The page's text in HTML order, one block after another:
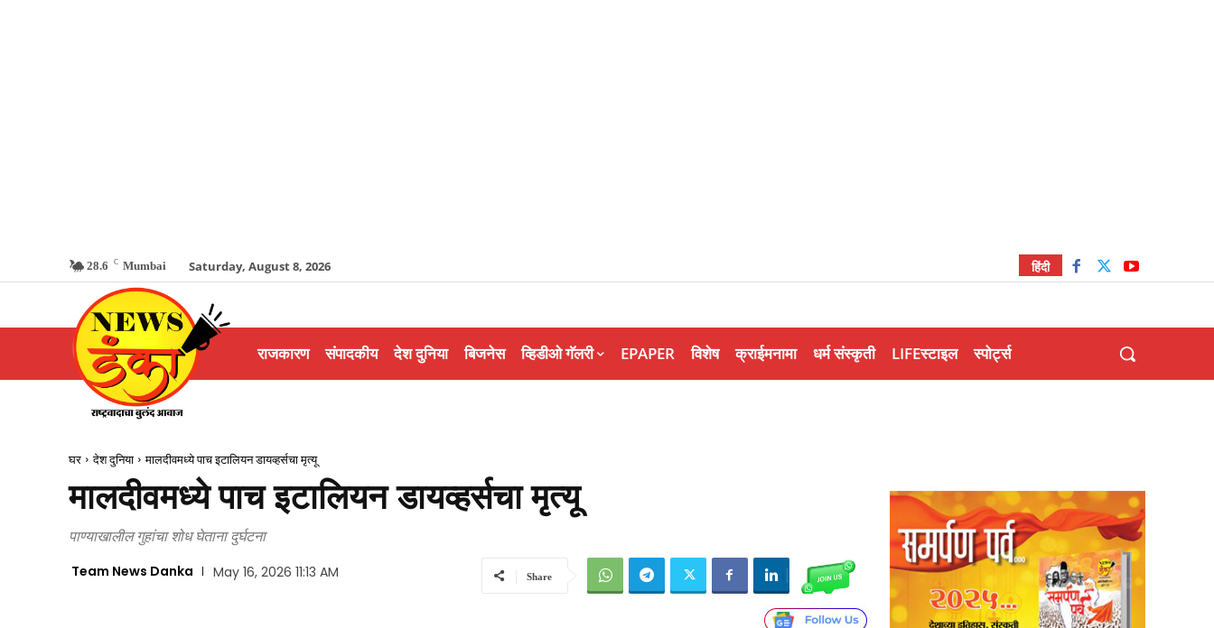
28.6 C Mumbai Saturday, August 8, 2026 हिंदी
राजकारण संपादकीय देश दुनिया बिजनेस व्हिडीओ गॅलरी EPAPER विशेष क्राईमनामा धर्म संस्कृती LIFEस्टाइल स्पोर्ट्स
घर देश दुनिया मालदीवमध्ये पाच इटालियन डायव्हर्सचा मृत्यू
मालदीवमध्ये पाच इटालियन डायव्हर्सचा मृत्यू
पाण्याखालील गुहांचा शोध घेताना दुर्घटना
Team News Danka May 16, 2026 11:13 AM Share